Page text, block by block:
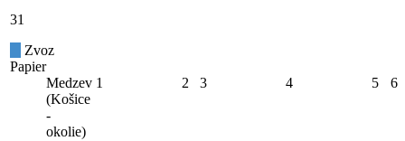
31
Zvoz
Papier
Medzev
(Košice
-
okolie)
1 2 3 4 5 6